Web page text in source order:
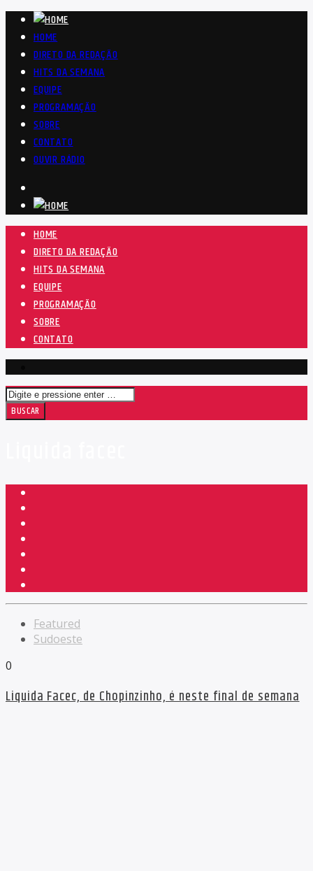
HOME
DIRETO DA REDAÇÃO
HITS DA SEMANA
EQUIPE
PROGRAMAÇÃO
SOBRE
CONTATO
OUVIR RÁDIO
HOME
DIRETO DA REDAÇÃO
HITS DA SEMANA
EQUIPE
PROGRAMAÇÃO
SOBRE
CONTATO
Featured
Sudoeste
0
Liquida Facec, de Chopinzinho, é neste final de semana